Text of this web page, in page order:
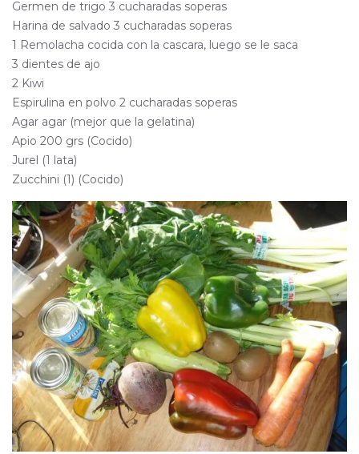
Germen de trigo 3 cucharadas soperas
Harina de salvado 3 cucharadas soperas
1 Remolacha cocida con la cascara, luego se le saca
3 dientes de ajo
2 Kiwi
Espirulina en polvo 2 cucharadas soperas
Agar agar (mejor que la gelatina)
Apio 200 grs (Cocido)
Jurel (1 lata)
Zucchini (1) (Cocido)